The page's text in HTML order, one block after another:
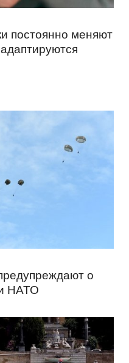
постоянно меняют
о
НАТО